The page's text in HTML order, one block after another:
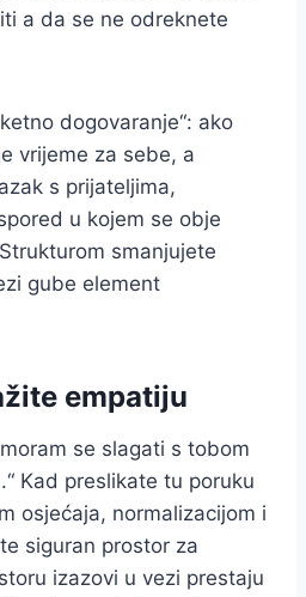
a da se ne odreknete
dogovaranje“: ako
vrijeme za sebe, a
s prijateljima,
u kojem se obje
smanjujete
gube element
empatiju
se slagati s tobom
Kad preslikate tu poruku
osjećaja, normalizacijom i
siguran prostor za
izazovi u vezi prestaju